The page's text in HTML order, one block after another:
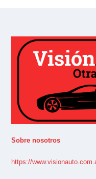
Sobre nosotros
https://